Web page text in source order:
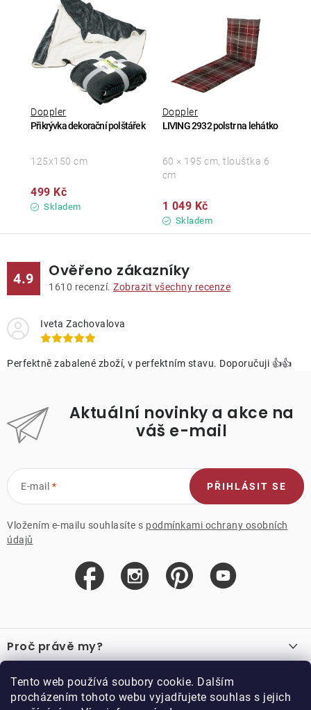
Tento web používá soubory cookie. Dalším
procházením tohoto webu vyjadřujete souhlas s jejich
Přikrývka dekorační polštářek
Doppler
Skladem
499 Kč
125x150 cm
LIVING 2932 polstr na lehátko
Doppler
Skladem
1 049 Kč
60 × 195 cm, tloušťka 6
cm
4.9 Ověřeno zákazníky
1610 recenzí. Zobrazit všechny recenze
Iveta Zachovalova
Perfektně zabalené zboží, v perfektním stavu. Doporučuji 👍👍
Aktuální novinky a akce na
váš e-mail
E-mail
Vložením e-mailu souhlasíte s podmínkami ochrany osobních
údajů
PŘIHLÁSIT SE
á
p
a
Proč právě my?
Recenze
Důležité odkazy
Velkoobchod